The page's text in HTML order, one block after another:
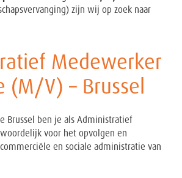
zijn wij op zoek naar
Medewerker
(M/V) – Brussel
Brussel ben je als Administratief
voor het opvolgen en
en sociale administratie van